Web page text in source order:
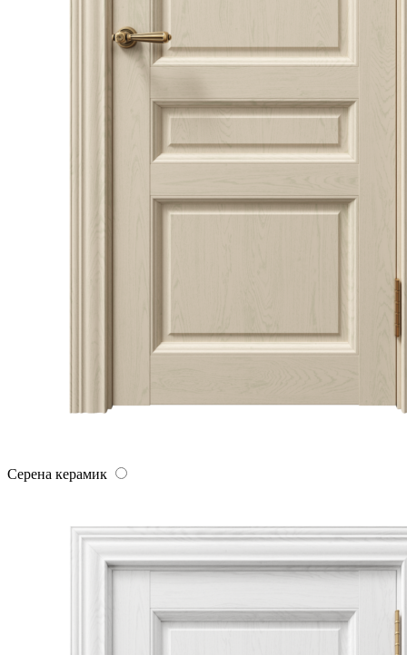
Серена керамик